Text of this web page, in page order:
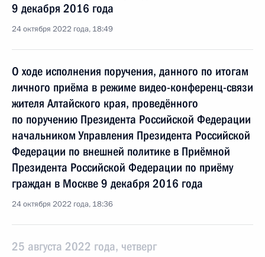
9 декабря 2016 года
24 октября 2022 года, 18:49
О ходе исполнения поручения, данного по итогам
личного приёма в режиме видео-конференц-связи
жителя Алтайского края, проведённого
по поручению Президента Российской Федерации
начальником Управления Президента Российской
Федерации по внешней политике в Приёмной
Президента Российской Федерации по приёму
граждан в Москве 9 декабря 2016 года
24 октября 2022 года, 18:36
25 августа 2022 года, четверг